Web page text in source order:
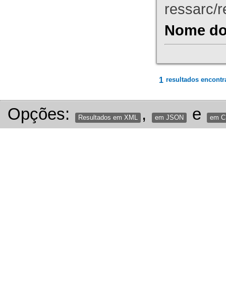
ressarc/
Nome
1 resultados
Opções: Resultados em XML , em JSON e em